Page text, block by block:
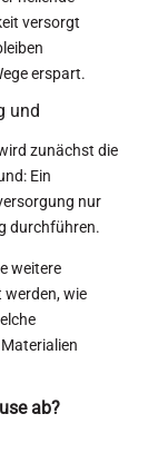
versorgt
erspart.
und
zunächst die
Ein
nur
durchführen.
weitere
wie
ab?